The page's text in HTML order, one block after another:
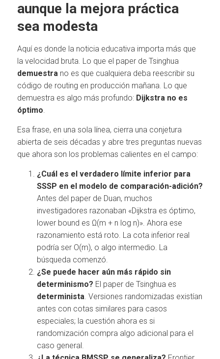
aunque la mejora práctica
sea modesta
Aquí es donde la noticia educativa importa más que
la velocidad bruta. Lo que el paper de Tsinghua
demuestra no es que cualquiera deba reescribir su
código de routing en producción mañana. Lo que
demuestra es algo más profundo: Dijkstra no es
óptimo.
Esa frase, en una sola línea, cierra una conjetura
abierta de seis décadas y abre tres preguntas nuevas
que ahora son los problemas calientes en el campo:
¿Cuál es el verdadero límite inferior para
SSSP en el modelo de comparación-adición?
Antes del paper de Duan, muchos
investigadores razonaban «Dijkstra es óptimo,
lower bound es Ω(m + n log n)». Ahora ese
razonamiento está roto. La cota inferior real
podría ser O(m), o algo intermedio. La
búsqueda comenzó.
¿Se puede hacer aún más rápido sin
determinismo? El paper de Tsinghua es
determinista. Versiones randomizadas existían
antes con cotas similares para casos
especiales; la cuestión ahora es si
randomización compra algo adicional para el
caso general.